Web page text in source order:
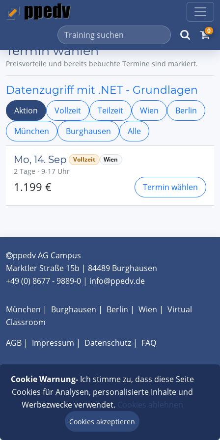
0
Termin wählen
Preisvorteile und bereits bebuchte Termine sind markiert.
Datenzugriff mit .NET - Grundlagen
Aktion Vollzeit Teilzeit Wien
Berlin
München
Burghausen Alle
Mo, 14. Sep Vollzeit Wien
2 Tage · 9-17 Uhr
1.199 € Termin wählen
ppedv AG Campus
Marktler Straße 15b | 84489 Burghausen
+49 (0) 8677 - 9889-0 | info@ppedv.de
München | Burghausen | Berlin | Wien | Virtual
Classroom
AGB | Impressum | Datenschutz | FAQ
Cookie Warnung-Ich stimme zu, dass diese Seite
Cookies für Analysen, personalisierte Inhalte und
Werbezwecke verwendet. Cookies ablehnen
Cookies akzeptieren